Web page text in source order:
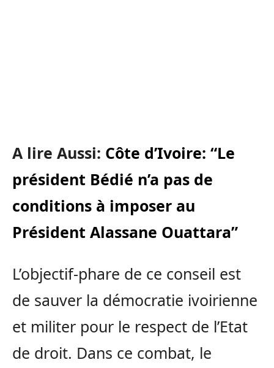
A lire Aussi: Côte d’Ivoire: “Le
président Bédié n’a pas de
conditions à imposer au
Président Alassane Ouattara”
L’objectif-phare de ce conseil est
de sauver la démocratie ivoirienne
et militer pour le respect de l’Etat
de droit. Dans ce combat, le